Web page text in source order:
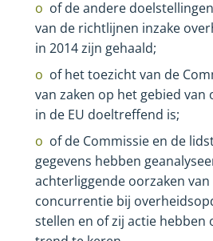
of de andere
van de richtlijnen inzake
in 2014 zijn gehaald;
of het toezicht van de
van zaken op het gebied
in de EU doeltreffend is;
of de Commissie en de
gegevens hebben
achterliggende oorzaken
concurrentie bij
stellen en of zij actie